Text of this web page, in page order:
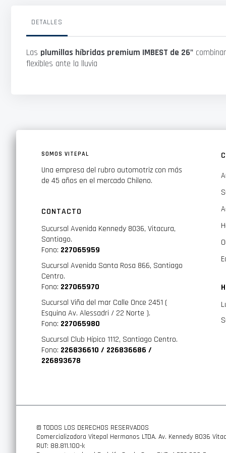
imágenes
DETALLES
Las plumillas híbridas premium IMBEST de 26"
flexibles ante la lluvia
SOMOS VITEPAL
Una empresa del rubro automotriz con más
de 45 años en el mercado Chileno.
CONTACTO
Sucursal Avenida Kennedy 8036, Vitacura,
Santiago.
Fono: 227065959
Sucursal Avenida Santa Rosa 866, Santiago
Centro.
Fono: 227065970
Sucursal Viña del mar Calle Once 2451 (
Esquina Av. Alessadri / 22 Norte ).
Fono: 227065980
Sucursal Club Hípico 1112, Santiago Centro.
Fono: 226836610 / 226836686 /
226893678
© TODOS LOS DERECHOS RESERVADOS
Comercializadora Vitepal Hermanos LTDA. Av. Kennedy 8036
RUT: 88.811.100-k